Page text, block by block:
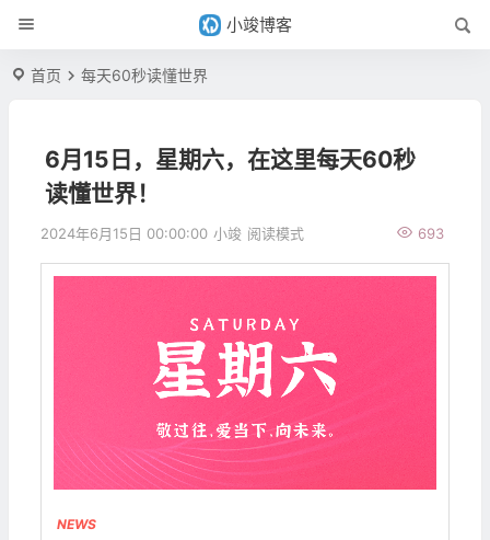
小竣博客
首页 每天60秒读懂世界
6月15日，星期六，在这里每天60秒
读懂世界！
2024年6月15日 00:00:00 小竣 693
阅读模式
NEWS